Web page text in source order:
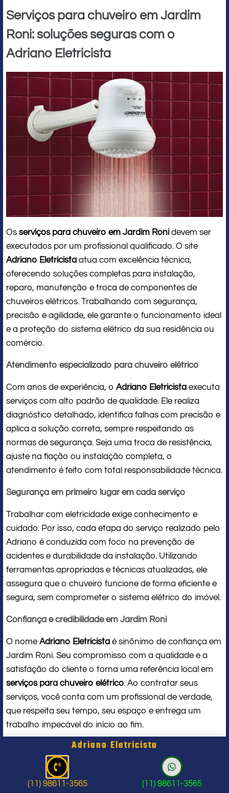
Serviços para chuveiro em Jardim
Roni: soluções seguras com o
Adriano Eletricista
Os serviços para chuveiro em Jardim Ronidevem ser
executados por um profissional qualificado. O site
Adriano Eletricista atua com excelência técnica,
oferecendo soluções completas para instalação,
reparo, manutenção e troca de componentes de
chuveiros elétricos. Trabalhando com segurança,
precisão e agilidade, ele garante o funcionamento ideal
e a proteção do sistema elétrico da sua residência ou
comércio.
Atendimento especializado para chuveiro elétrico
Com anos de experiência, o Adriano Eletricista executa
serviços com alto padrão de qualidade. Ele realiza
diagnóstico detalhado, identifica falhas com precisão e
aplica a solução correta, sempre respeitando as
normas de segurança. Seja uma troca de resistência,
ajuste na fiação ou instalação completa, o
atendimento é feito com total responsabilidade técnica.
Segurança em primeiro lugar em cada serviço
Trabalhar com eletricidade exige conhecimento e
cuidado. Por isso, cada etapa do serviço realizado pelo
Adriano é conduzida com foco na prevenção de
acidentes e durabilidade da instalação. Utilizando
ferramentas apropriadas e técnicas atualizadas, ele
assegura que o chuveiro funcione de forma eficiente e
segura, sem comprometer o sistema elétrico do imóvel.
Confiança e credibilidade em Jardim Roni
O nome Adriano Eletricista é sinônimo de confiança em
Jardim Roni. Seu compromisso com a qualidade e a
satisfação do cliente o torna uma referência local em
serviços para chuveiro elétrico. Ao contratar seus
serviços, você conta com um profissional de verdade,
que respeita seu tempo, seu espaço e entrega um
trabalho impecável do início ao fim.
Problema com chuveiro: sinais que
indicam a hora de chamar um
profissional
Adriano Eletricista
(11) 98611-3565 (11) 98611-3565